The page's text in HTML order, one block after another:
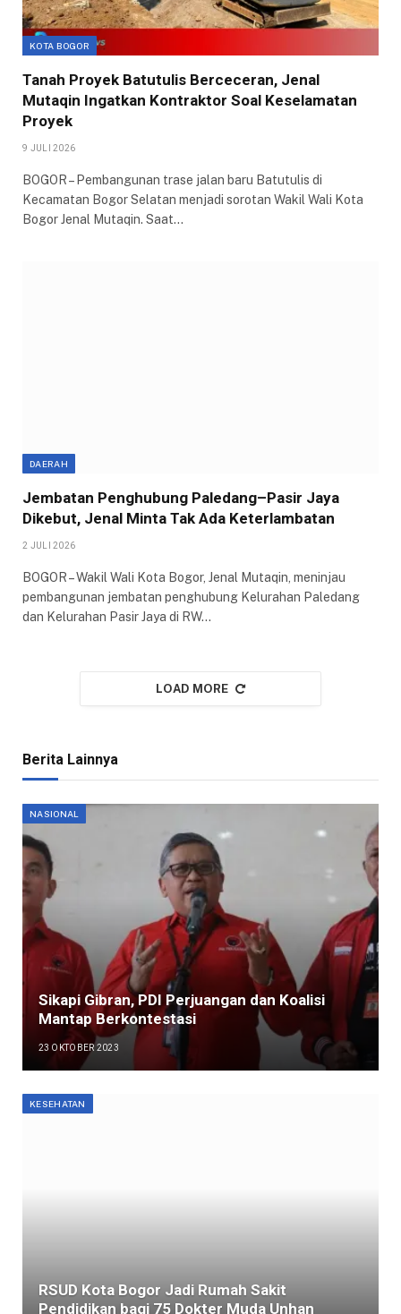
KOTA BOGOR
Tanah Proyek Batutulis Berceceran, Jenal
Mutaqin Ingatkan Kontraktor Soal Keselamatan
Proyek
9 JULI 2026
BOGOR – Pembangunan trase jalan baru Batutulis di
Kecamatan Bogor Selatan menjadi sorotan Wakil Wali Kota
Bogor Jenal Mutaqin. Saat…
DAERAH
Jembatan Penghubung Paledang–Pasir Jaya
Dikebut, Jenal Minta Tak Ada Keterlambatan
2 JULI 2026
BOGOR – Wakil Wali Kota Bogor, Jenal Mutaqin, meninjau
pembangunan jembatan penghubung Kelurahan Paledang
dan Kelurahan Pasir Jaya di RW…
LOAD MORE
Berita Lainnya
NASIONAL
Sikapi Gibran, PDI Perjuangan dan Koalisi
Mantap Berkontestasi
23 OKTOBER 2023
KESEHATAN
RSUD Kota Bogor Jadi Rumah Sakit
Pendidikan bagi 75 Dokter Muda Unhan